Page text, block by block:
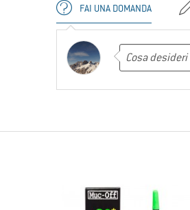
FAI UNA DOMANDA